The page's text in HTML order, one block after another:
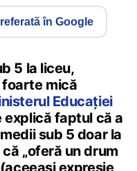
în Google
5 la liceu,
mică
Educației
explică faptul că a
sub 5 doar la
„oferă un drum
expresie